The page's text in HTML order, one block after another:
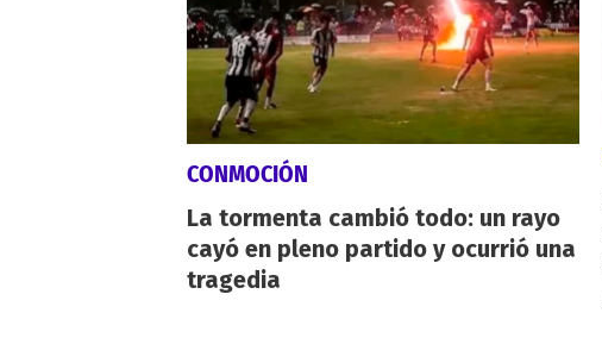
CONMOCIÓN
La tormenta cambió todo: un rayo
cayó en pleno partido y ocurrió una
tragedia